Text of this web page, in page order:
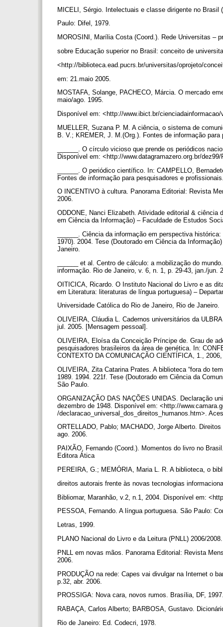
MICELI, Sérgio. Intelectuais e classe dirigente no Brasil
Paulo: Difel, 1979.
MOROSINI, Marília Costa (Coord.). Rede Universitas –
sobre Educação superior no Brasil: conceito de
<http://biblioteca.ead.pucrs.br/universitas/oprojeto/
em: 21.maio 2005.
MOSTAFA, Solange, PACHECO, Márcia. O mercado
maio/ago. 1995.
Disponível em: <http://www.ibict.br/
MUELLER, Suzana P. M. A ciência, o sistema de
B. V.; KREMER, J. M.(Org.). Fontes de informação
______. O círculo vicioso que prende os periódicos
Disponível em: <http://www.datagramazero.org.br/
______. O periódico científico. In: CAMPELLO,
Fontes de informação para pesquisadores e
O INCENTIVO à cultura. Panorama Editorial: Revista
2006.
ODDONE, Nanci Elizabeth. Atividade editorial & ciência
em Ciência da Informação) – Faculdade de Estudos
______. Ciência da informação em perspectiva
1970). 2004. Tese (Doutorado em Ciência da
Janeiro.
______ et al. Centro de cálculo: a mobilização do
informação. Rio de Janeiro, v. 6, n. 1, p. 29-43, jan./jun.
OITICICA, Ricardo. O Instituto Nacional do Livro e as
em Literatura: literaturas de língua portuguesa) –
Universidade Católica do Rio de Janeiro, Rio de Janeiro.
OLIVEIRA, Cláudia L. Cadernos universitários da
jul. 2005. [Mensagem pessoal].
OLIVEIRA, Eloísa da Conceição Príncipe de. Grau de
pesquisadores brasileiros da área de genética. In:
CONTEXTO DA COMUNICAÇÃO CIENTÍFICA, 1.,
OLIVEIRA, Zita Catarina Prates. A biblioteca “fora do
1989. 1994. 221f. Tese (Doutorado em Ciência da
São Paulo.
ORGANIZAÇÃO DAS NAÇÕES UNIDAS. Declaração
dezembro de 1948. Disponível em: <http://
/declaracao_universal_dos_direitos_humanos.htm>.
ORTELLADO, Pablo; MACHADO, Jorge Alberto.
ago. 2006.
PAIXÃO, Fernando (Coord.). Momentos do livro no
Editora Ática
PEREIRA, G.; MEMÓRIA, Maria L. R. A biblioteca, o
direitos autorais frente às novas tecnologias
Bibliomar, Maranhão, v.2, n.1, 2004. Disponível em:
PESSOA, Fernando. A língua portuguesa. São Paulo:
Letras, 1999.
PLANO Nacional do Livro e da Leitura (PNLL) 2006/
PNLL em novas mãos. Panorama Editorial: Revista
2006.
PRODUÇÃO na rede: Capes vai divulgar na Internet o
p.32, abr. 2006.
PROSSIGA: Nova cara, novos rumos. Brasília, DF,
RABAÇA, Carlos Alberto; BARBOSA, Gustavo.
Rio de Janeiro: Ed. Codecri, 1978.